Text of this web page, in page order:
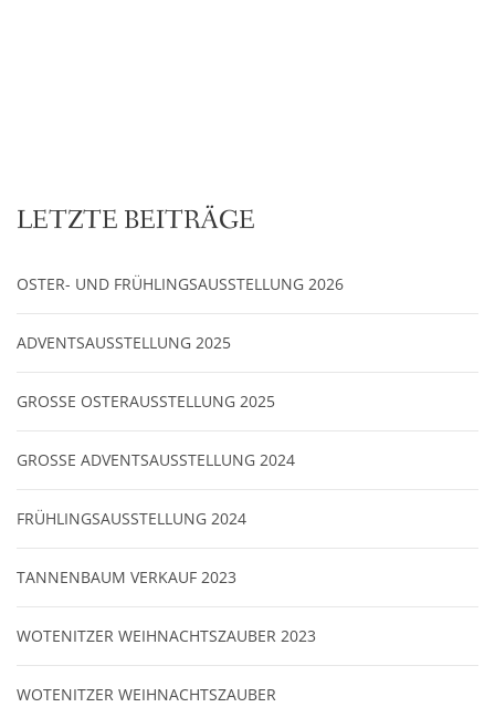
LETZTE BEITRÄGE
OSTER- UND FRÜHLINGSAUSSTELLUNG 2026
ADVENTSAUSSTELLUNG 2025
GROSSE OSTERAUSSTELLUNG 2025
GROSSE ADVENTSAUSSTELLUNG 2024
FRÜHLINGSAUSSTELLUNG 2024
TANNENBAUM VERKAUF 2023
WOTENITZER WEIHNACHTSZAUBER 2023
WOTENITZER WEIHNACHTSZAUBER